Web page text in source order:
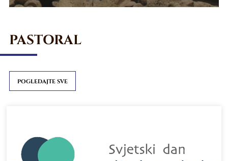
PASTORAL
POGLEDAJTE SVE